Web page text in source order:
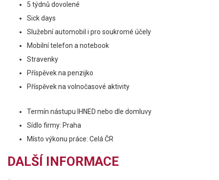
5 týdnů dovolené
Sick days
Služební automobil i pro soukromé účely
Mobilní telefon a notebook
Stravenky
Příspěvek na penzijko
Příspěvek na volnočasové aktivity
Termín nástupu IHNED nebo dle domluvy
Sídlo firmy: Praha
Místo výkonu práce: Celá ČR
DALŠÍ INFORMACE